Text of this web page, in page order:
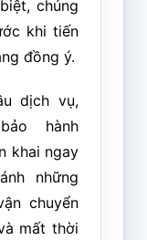
chúng
khi tiến
đồng ý.
dịch vụ,
hành
khai ngay
những
chuyển
mất thời